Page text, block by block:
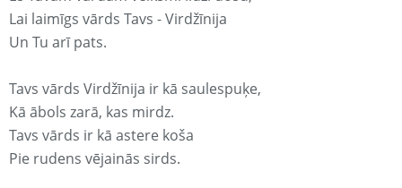
Lai laimīgs vārds Tavs - Virdžīnija
Un Tu arī pats.
Tavs vārds Virdžīnija ir kā saulespuķe,
Kā ābols zarā, kas mirdz.
Tavs vārds ir kā astere koša
Pie rudens vējainās sirds.